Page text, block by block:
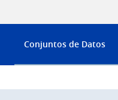
Conjuntos de Datos